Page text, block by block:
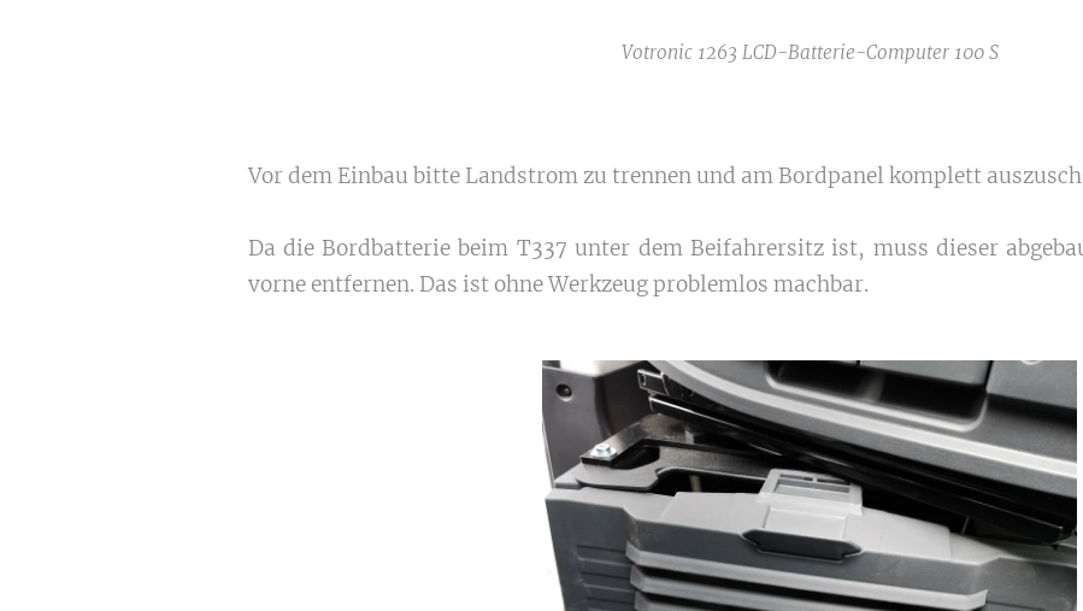
Votronic 1263 LCD-Batterie-Computer 100 S
Vor dem Einbau bitte Landstrom zu trennen und am Bordpanel komplett
Da die Bordbatterie beim T337 unter dem Beifahrersitz ist, muss dieser
vorne entfernen. Das ist ohne Werkzeug problemlos machbar.